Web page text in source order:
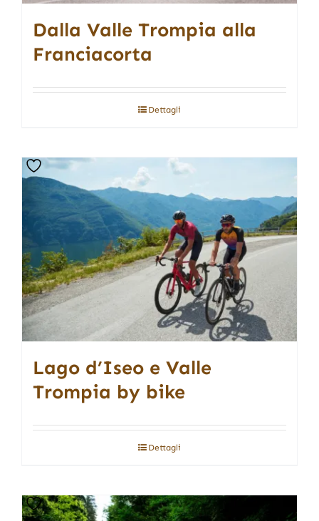
Dalla Valle Trompia alla
Franciacorta
Dettagli
Lago d’Iseo e Valle
Trompia by bike
Dettagli